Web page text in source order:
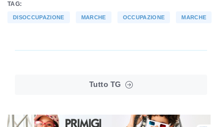
TAG:
DISOCCUPAZIONE MARCHE OCCUPAZIONE MARCHE
Tutto TG